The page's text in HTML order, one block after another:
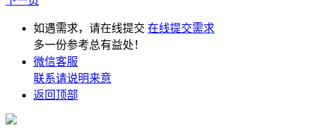
如遇需求，请在线提交 在线提交需求
多一份参考总有益处！
微信客服
联系请说明来意
返回顶部